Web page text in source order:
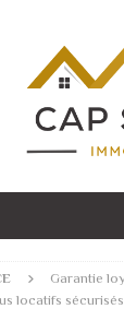
Garantie
locatifs sécurisés